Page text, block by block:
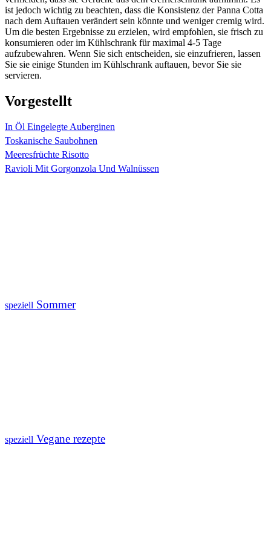
ist jedoch wichtig zu beachten, dass die Konsistenz der Panna Cotta
nach dem Auftauen verändert sein könnte und weniger cremig wird.
Um die besten Ergebnisse zu erzielen, wird empfohlen, sie frisch zu
konsumieren oder im Kühlschrank für maximal 4-5 Tage
aufzubewahren. Wenn Sie sich entscheiden, sie einzufrieren, lassen
Sie sie einige Stunden im Kühlschrank auftauen, bevor Sie sie
servieren.
Vorgestellt
In Öl Eingelegte Auberginen
Toskanische Saubohnen
Meeresfrüchte Risotto
Ravioli Mit Gorgonzola Und Walnüssen
speziell Sommer
speziell Vegane rezepte